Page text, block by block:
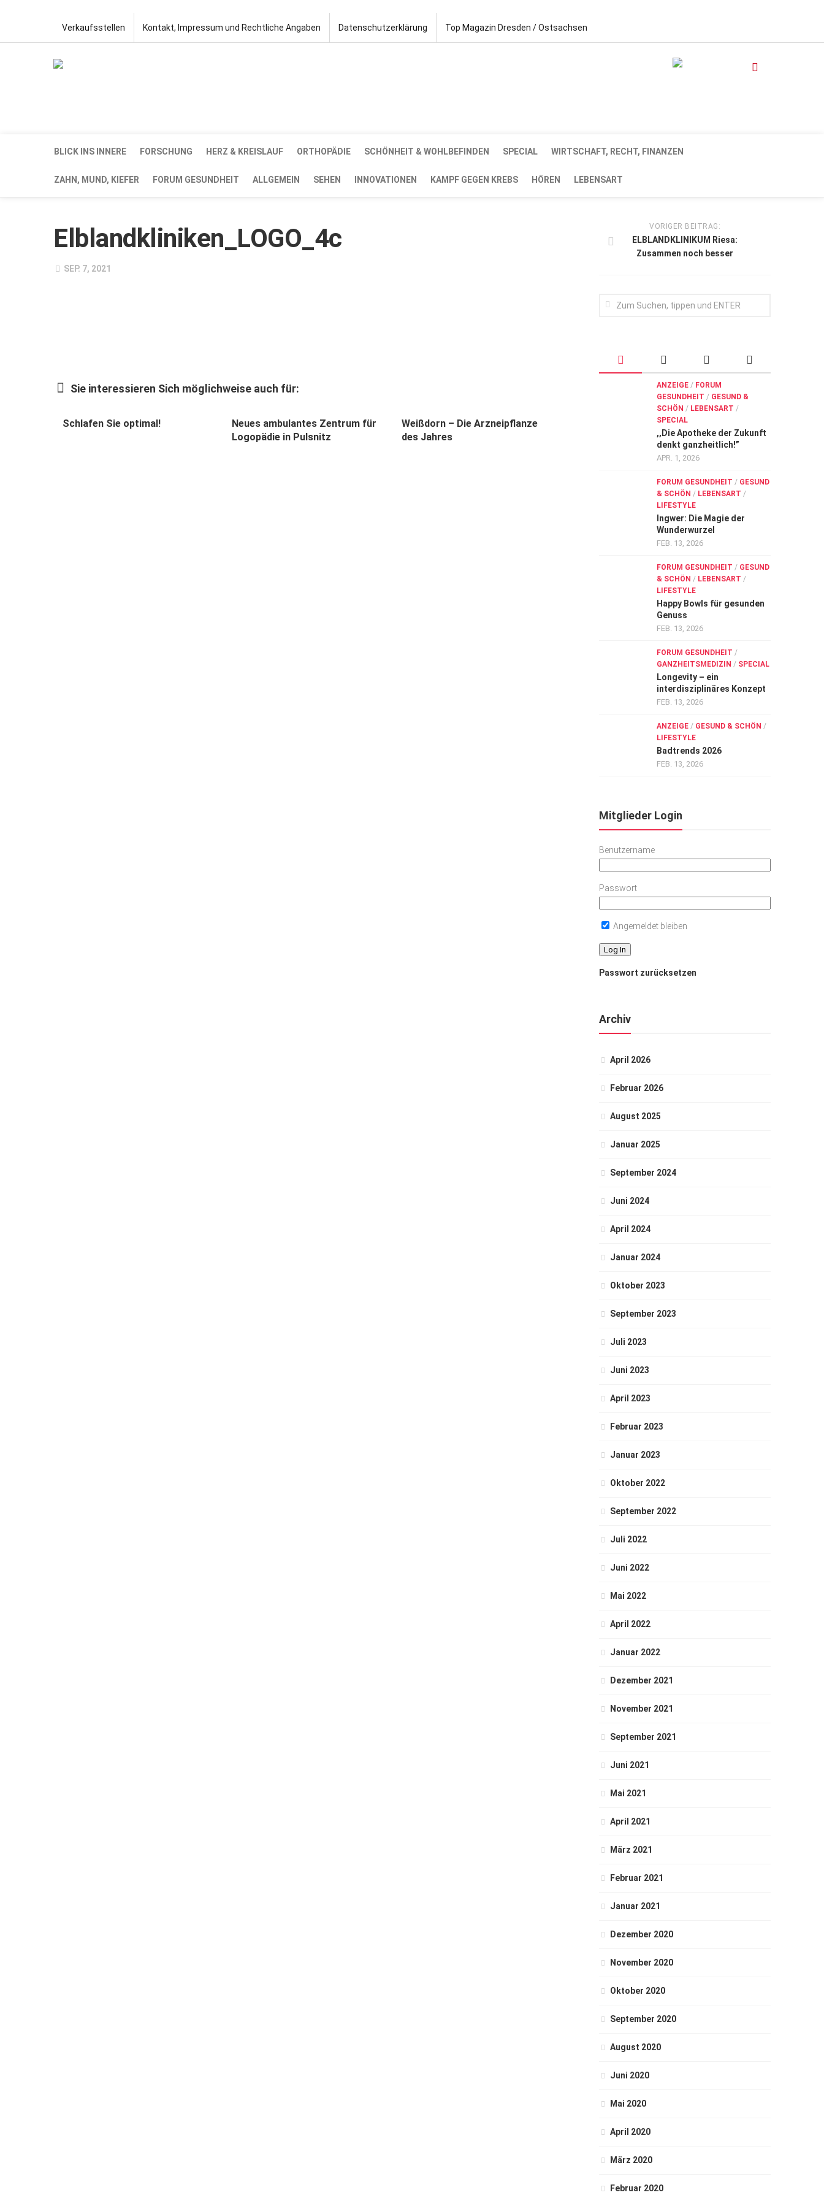
Verkaufsstellen Kontakt, Impressum und Rechtliche Angaben Datenschutzerklärung Top Magazin Dresden / Ostsachsen
BLICK INS INNERE FORSCHUNG HERZ & KREISLAUF ORTHOPÄDIE SCHÖNHEIT & WOHLBEFINDEN SPECIAL WIRTSCHAFT, RECHT, FINANZEN
ZAHN, MUND, KIEFER FORUM GESUNDHEIT ALLGEMEIN SEHEN INNOVATIONEN KAMPF GEGEN KREBS HÖREN LEBENSART
Elblandkliniken_LOGO_4c
SEP. 7, 2021
Sie interessieren Sich möglichweise auch für:
Schlafen Sie optimal!
Neues ambulantes Zentrum für
Logopädie in Pulsnitz
Weißdorn – Die Arzneipflanze
des Jahres
VORIGER BEITRAG:
ELBLANDKLINIKUM Riesa:
Zusammen noch besser
ANZEIGE / FORUM
GESUNDHEIT / GESUND &
SCHÖN / LEBENSART /
SPECIAL
,,Die Apotheke der Zukunft
denkt ganzheitlich!”
APR. 1, 2026
FORUM GESUNDHEIT / GESUND
& SCHÖN / LEBENSART /
LIFESTYLE
Ingwer: Die Magie der
Wunderwurzel
FEB. 13, 2026
FORUM GESUNDHEIT / GESUND
& SCHÖN / LEBENSART /
LIFESTYLE
Happy Bowls für gesunden
Genuss
FEB. 13, 2026
FORUM GESUNDHEIT /
GANZHEITSMEDIZIN / SPECIAL
Longevity – ein
interdisziplinäres Konzept
FEB. 13, 2026
ANZEIGE / GESUND & SCHÖN /
LIFESTYLE
Badtrends 2026
FEB. 13, 2026
Mitglieder Login
Benutzername
Passwort
Angemeldet bleiben
Passwort zurücksetzen
Archiv
April 2026
Februar 2026
August 2025
Januar 2025
September 2024
Juni 2024
April 2024
Januar 2024
Oktober 2023
September 2023
Juli 2023
Juni 2023
April 2023
Februar 2023
Januar 2023
Oktober 2022
September 2022
Juli 2022
Juni 2022
Mai 2022
April 2022
Januar 2022
Dezember 2021
November 2021
September 2021
Juni 2021
Mai 2021
April 2021
März 2021
Februar 2021
Januar 2021
Dezember 2020
November 2020
Oktober 2020
September 2020
August 2020
Juni 2020
Mai 2020
April 2020
März 2020
Februar 2020